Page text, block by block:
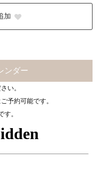
加
ンダー
い。
予約可能です。
す。